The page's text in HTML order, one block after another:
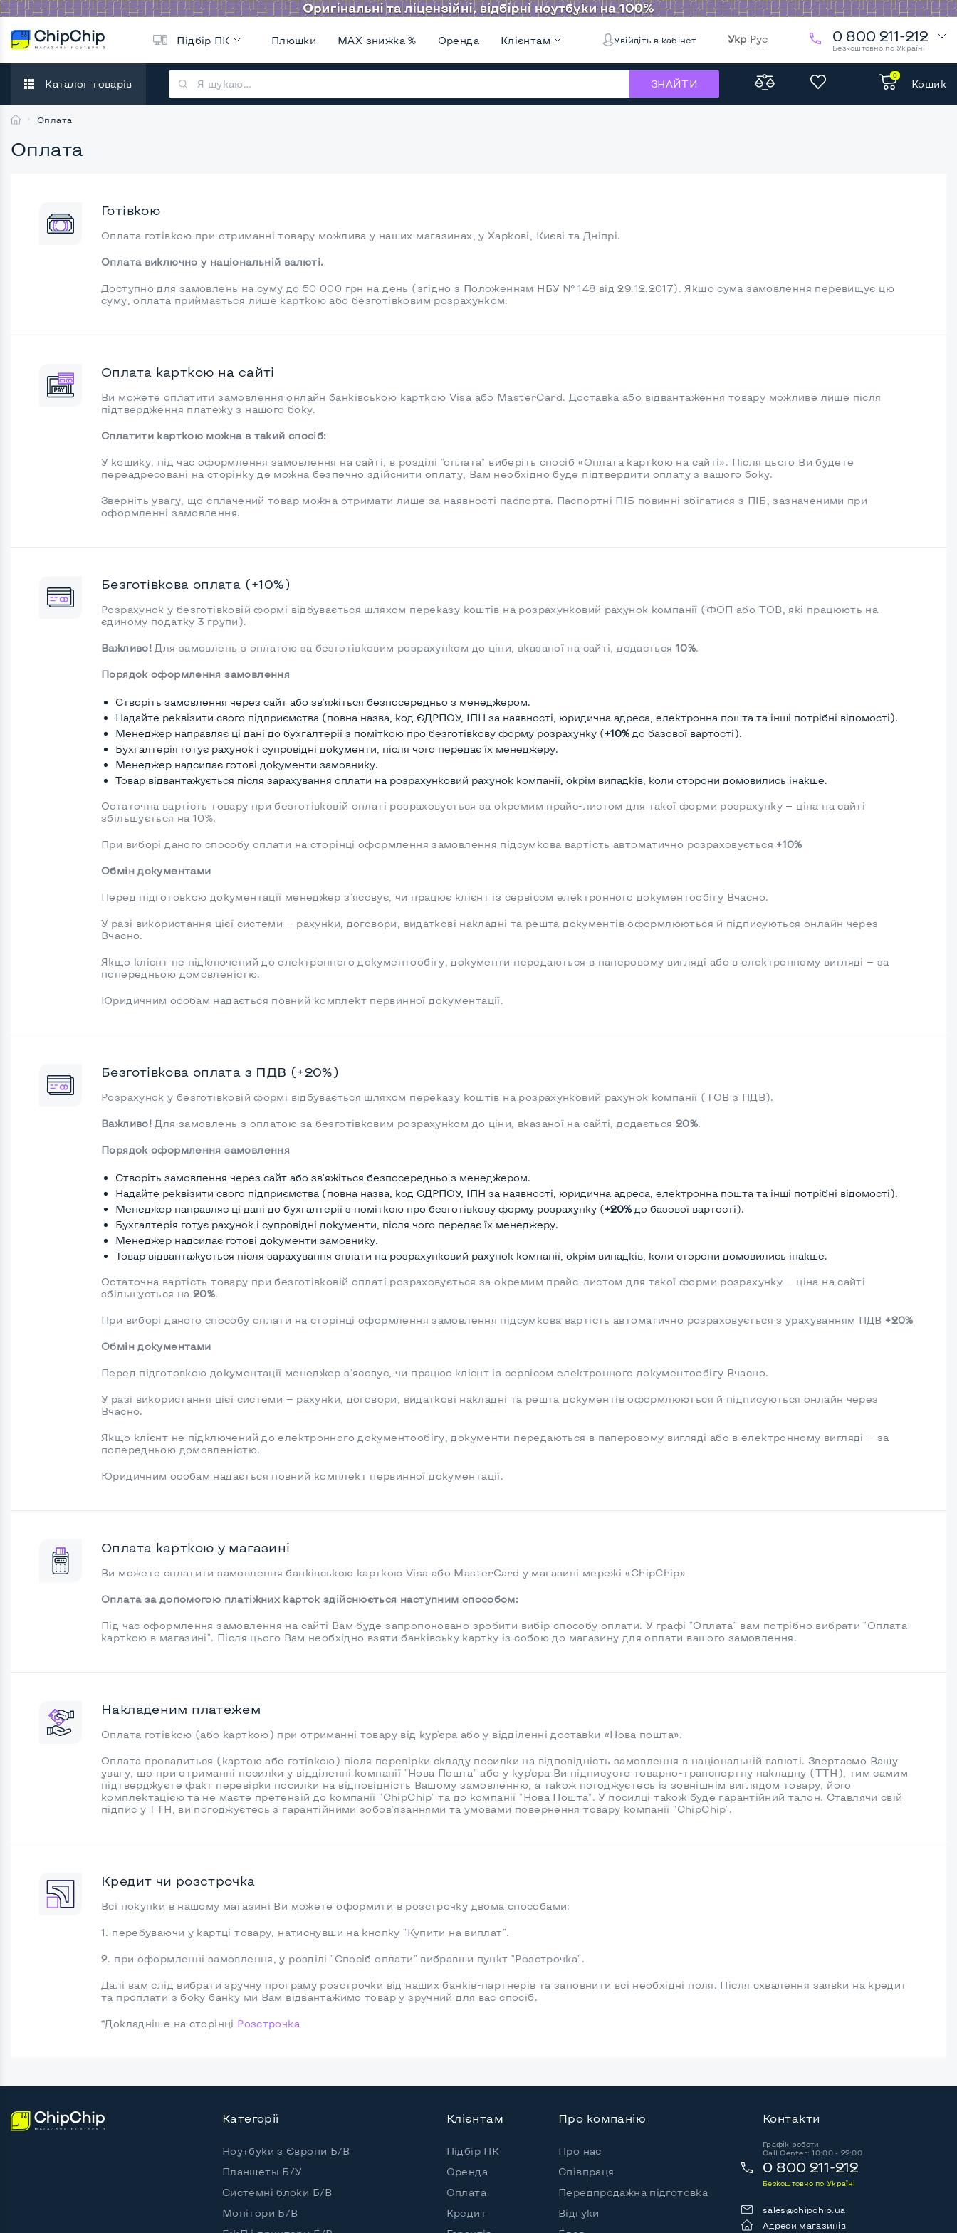
Підбір ПК Плюшки MAX знижка % Оренда Клієнтам Увійдіть в кабінет Укр|Рус 0 800 211-212
Безкоштовно по Україні
Каталог товарів ЗНАЙТИ
0
Кошик
Оплата
Оплата
Готівкою
Оплата готівкою при отриманні товару можлива у наших магазинах, у Харкові, Києві та Дніпрі.
Оплата виключно у національній валюті.
Доступно для замовлень на суму до 50 000 грн на день (згідно з Положенням НБУ № 148 від 29.12.2017). Якщо сума замовлення перевищує цю
суму, оплата приймається лише карткою або безготівковим розрахунком.
Оплата карткою на сайті
Ви можете оплатити замовлення онлайн банківською карткою Visa або MasterCard. Доставка або відвантаження товару можливе лише після
підтвердження платежу з нашого боку.
Сплатити карткою можна в такий спосіб:
У кошику, під час оформлення замовлення на сайті, в розділі "оплата" виберіть спосіб «Оплата карткою на сайті». Після цього Ви будете
переадресовані на сторінку де можна безпечно здійснити оплату, Вам необхідно буде підтвердити оплату з вашого боку.
Зверніть увагу, що сплачений товар можна отримати лише за наявності паспорта. Паспортні ПІБ повинні збігатися з ПІБ, зазначеними при
оформленні замовлення.
Безготівкова оплата (+10%)
Розрахунок у безготівковій формі відбувається шляхом переказу коштів на розрахунковий рахунок компанії (ФОП або ТОВ, які працюють на
єдиному податку 3 групи).
Важливо! Для замовлень з оплатою за безготівковим розрахунком до ціни, вказаної на сайті, додається10%.
Порядок оформлення замовлення
Створіть замовлення через сайт або зв'яжіться безпосередньо з менеджером.
Надайте реквізити свого підприємства (повна назва, код ЄДРПОУ, ІПН за наявності, юридична адреса, електронна пошта та інші потрібні відомості).
Менеджер направляє ці дані до бухгалтерії з поміткою про безготівкову форму розрахунку (+10% до базової вартості).
Бухгалтерія готує рахунок і супровідні документи, після чого передає їх менеджеру.
Менеджер надсилає готові документи замовнику.
Товар відвантажується після зарахування оплати на розрахунковий рахунок компанії, окрім випадків, коли сторони домовились інакше.
Остаточна вартість товару при безготівковій оплаті розраховується за окремим прайс-листом для такої форми розрахунку — ціна на сайті
збільшується на 10%.
При виборі даного способу оплати на сторінці оформлення замовлення підсумкова вартість автоматично розраховується +10%
Обмін документами
Перед підготовкою документації менеджер з'ясовує, чи працює клієнт із сервісом електронного документообігу Вчасно.
У разі використання цієї системи — рахунки, договори, видаткові накладні та решта документів оформлюються й підписуються онлайн через
Вчасно.
Якщо клієнт не підключений до електронного документообігу, документи передаються в паперовому вигляді або в електронному вигляді — за
попередньою домовленістю.
Юридичним особам надається повний комплект первинної документації.
Безготівкова оплата з ПДВ (+20%)
Розрахунок у безготівковій формі відбувається шляхом переказу коштів на розрахунковий рахунок компанії (ТОВ з ПДВ).
Важливо! Для замовлень з оплатою за безготівковим розрахунком до ціни, вказаної на сайті, додається20%.
Порядок оформлення замовлення
Створіть замовлення через сайт або зв'яжіться безпосередньо з менеджером.
Надайте реквізити свого підприємства (повна назва, код ЄДРПОУ, ІПН за наявності, юридична адреса, електронна пошта та інші потрібні відомості).
Менеджер направляє ці дані до бухгалтерії з поміткою про безготівкову форму розрахунку (+20% до базової вартості).
Бухгалтерія готує рахунок і супровідні документи, після чого передає їх менеджеру.
Менеджер надсилає готові документи замовнику.
Товар відвантажується після зарахування оплати на розрахунковий рахунок компанії, окрім випадків, коли сторони домовились інакше.
Остаточна вартість товару при безготівковій оплаті розраховується за окремим прайс-листом для такої форми розрахунку — ціна на сайті
збільшується на20%.
При виборі даного способу оплати на сторінці оформлення замовлення підсумкова вартість автоматично розраховується з урахуванням ПДВ +20%
Обмін документами
Перед підготовкою документації менеджер з'ясовує, чи працює клієнт із сервісом електронного документообігу Вчасно.
У разі використання цієї системи — рахунки, договори, видаткові накладні та решта документів оформлюються й підписуються онлайн через
Вчасно.
Якщо клієнт не підключений до електронного документообігу, документи передаються в паперовому вигляді або в електронному вигляді — за
попередньою домовленістю.
Юридичним особам надається повний комплект первинної документації.
Оплата карткою у магазині
Ви можете сплатити замовлення банківською карткою Visa або MasterCard у магазині мережі «ChipChip»
Оплата за допомогою платіжних карток здійснюється наступним способом:
Під час оформлення замовлення на сайті Вам буде запропоновано зробити вибір способу оплати. У графі "Оплата" вам потрібно вибрати "Оплата
карткою в магазині". Після цього Вам необхідно взяти банківську картку із собою до магазину для оплати вашого замовлення.
Накладеним платежем
Оплата готівкою (або карткою) при отриманні товару від кур'єра або у відділенні доставки «Нова пошта».
Оплата провадиться (картою або готівкою) після перевірки складу посилки на відповідність замовлення в національній валюті. Звертаємо Вашу
увагу, що при отриманні посилки у відділенні компанії "Нова Пошта" або у кур'єра Ви підписуєте товарно-транспортну накладну (ТТН), тим самим
підтверджуєте факт перевірки посилки на відповідність Вашому замовленню, а також погоджуєтесь із зовнішнім виглядом товару, його
комплектацією та не маєте претензій до компанії "ChipChip" та до компанії "Нова Пошта". У посилці також буде гарантійний талон. Ставлячи свій
підпис у ТТН, ви погоджуєтесь з гарантійними зобов'язаннями та умовами повернення товару компанії "ChipChip".
Кредит чи розстрочка
Всі покупки в нашому магазині Ви можете оформити в розстрочку двома способами:
1. перебуваючи у картці товару, натиснувши на кнопку "Купити на виплат".
2. при оформленні замовлення, у розділі "Спосіб оплати" вибравши пункт "Розстрочка".
Далі вам слід вибрати зручну програму розстрочки від наших банків-партнерів та заповнити всі необхідні поля. Після схвалення заявки на кредит
та проплати з боку банку ми Вам відвантажимо товар у зручний для вас спосіб.
*Докладніше на сторінці Розстрочка
Категорії
Ноутбуки з Європи Б/В
Планшеты Б/У
Системні блоки Б/В
Монітори Б/В
Клієнтам
Підбір ПК
Оренда
Оплата
Кредит
Про компанію
Про нас
Співпраця
Передпродажна підготовка
Відгуки
Контакти
Графік роботи
Call Center: 10:00 - 22:00
0 800 211-212
Безкоштовно по Україні
sales@chipchip.ua
Адреси магазинів